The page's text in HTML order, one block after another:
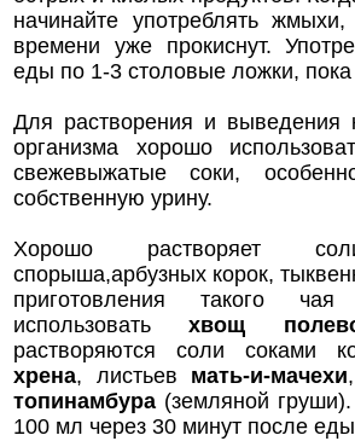
начинайте употреблять
времени уже прокиснут.
еды по 1-3 столовые ложки, пока
Для растворения и выведения
организма хорошо
свежевыжатые соки,
собственную урину.
Хорошо растворяет
спорыша,арбузных корок,
приготовления такого
использоватьхвощ
растворяются соли соками
хрена, листьев мать-и-мачехи
топинамбура (земляной
100 мл через 30 минут после